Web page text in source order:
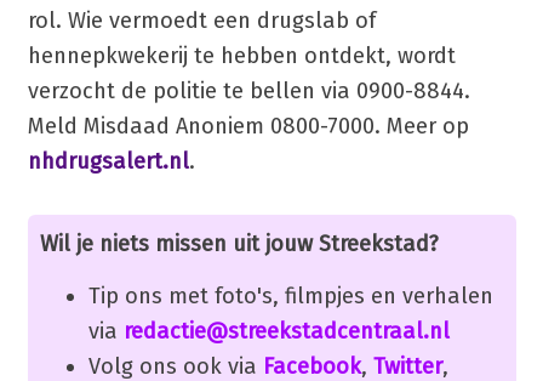
rol. Wie vermoedt een drugslab of
hennepkwekerij te hebben ontdekt, wordt
verzocht de politie te bellen via 0900-8844.
Meld Misdaad Anoniem 0800-7000. Meer op
nhdrugsalert.nl.
Wil je niets missen uit jouw Streekstad?
Tip ons met foto's, filmpjes en verhalen
via redactie@streekstadcentraal.nl
Volg ons ook via Facebook, Twitter,